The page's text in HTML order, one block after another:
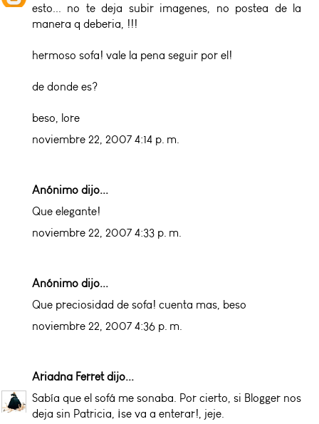
esto... no te deja subir imagenes, no postea de la
manera q deberia, !!!
hermoso sofa! vale la pena seguir por el!
de donde es?
beso, lore
noviembre 22, 2007 4:14 p. m.
Anónimo dijo...
Que elegante!
noviembre 22, 2007 4:33 p. m.
Anónimo dijo...
Que preciosidad de sofa! cuenta mas, beso
noviembre 22, 2007 4:36 p. m.
Ariadna Ferretdijo...
Sabía que el sofá me sonaba. Por cierto, si Blogger nos
deja sin Patricia, ¡se va a enterar!, jeje.